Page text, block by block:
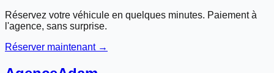
Réservez votre véhicule en quelques minutes. Paiement à
l'agence, sans surprise.
Réserver maintenant →